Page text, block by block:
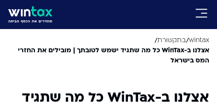
wintax
/בתקשורת/
אצלנו ב-WinTax כל מה שתגיד ישמש לטובתך | מובילים את החזרי
המס בישראל
אצלנו ב-WinTax כל מה שתגיד